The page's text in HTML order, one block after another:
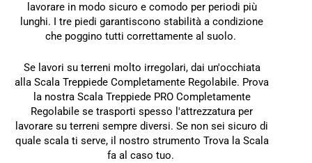
lavorare in modo sicuro e comodo per periodi più
lunghi. I tre piedi garantiscono stabilità a condizione
che poggino tutti correttamente al suolo.
Se lavori su terreni molto irregolari, dai un'occhiata
alla Scala Treppiede Completamente Regolabile. Prova
la nostra Scala Treppiede PRO Completamente
Regolabile se trasporti spesso l'attrezzatura per
lavorare su terreni sempre diversi. Se non sei sicuro di
quale scala ti serve, il nostro strumento Trova la Scala
fa al caso tuo.